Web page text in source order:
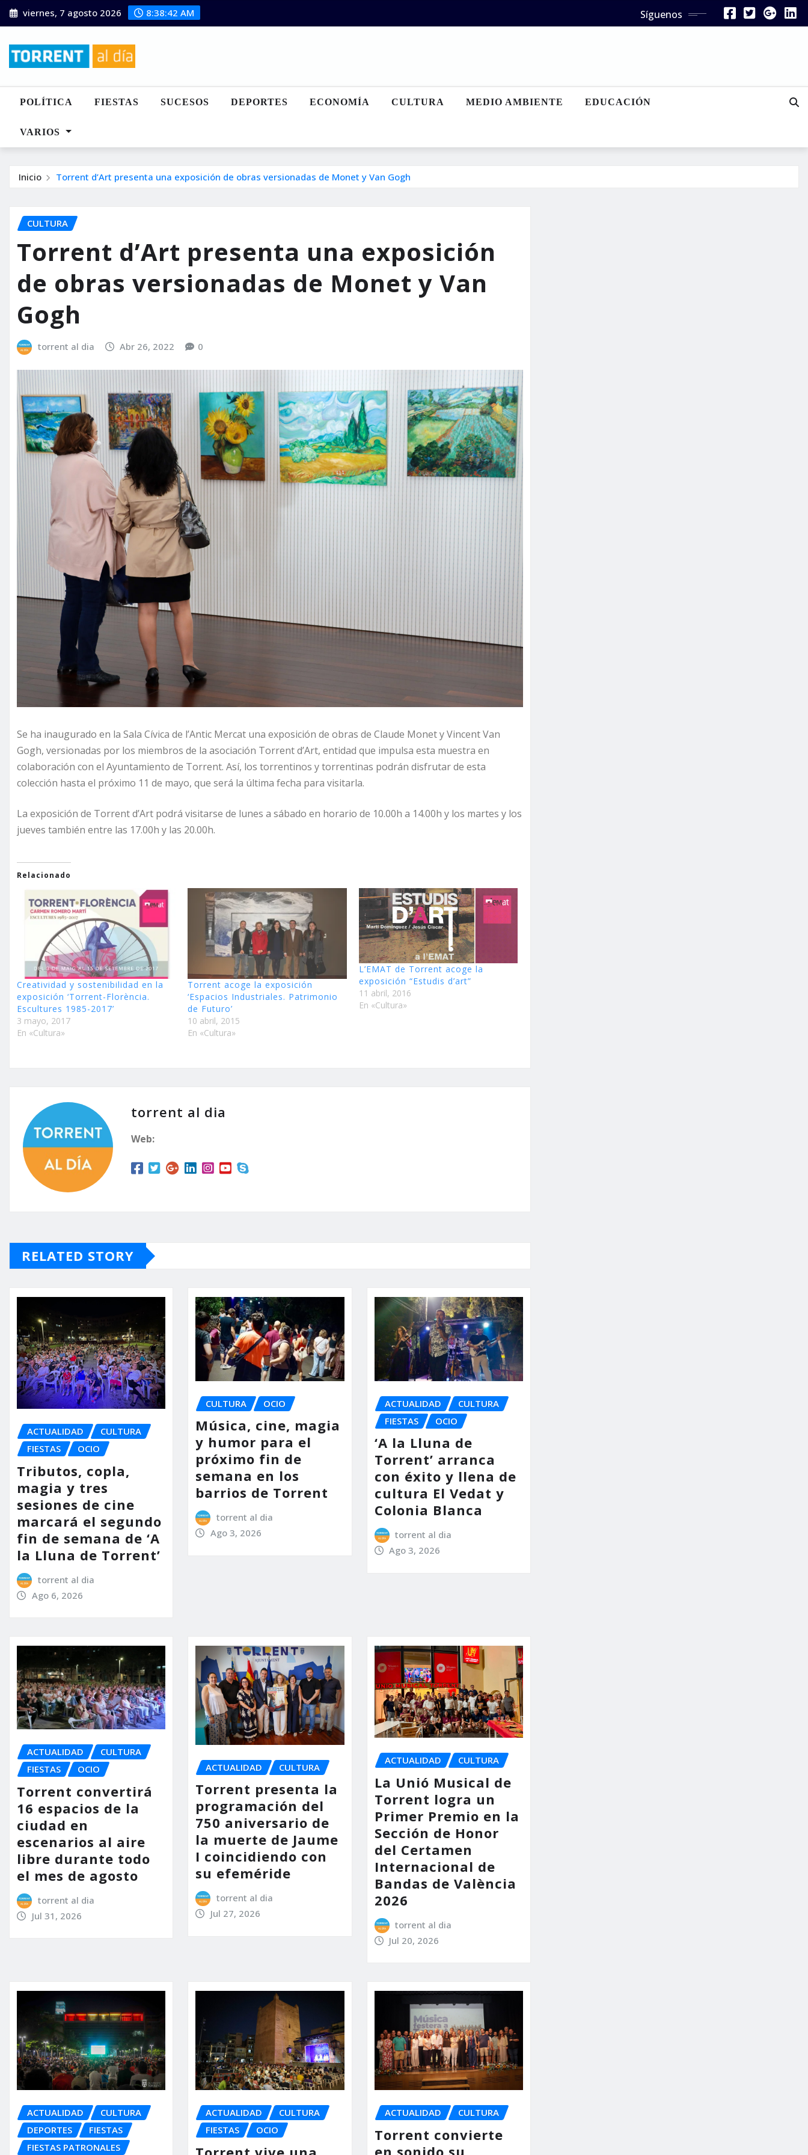
Saltar
al
viernes, 7 agosto 2026 8:38:44 AM Síguenos
POLÍTICA FIESTAS SUCESOS DEPORTES ECONOMÍA CULTURA MEDIO AMBIENTE EDUCACIÓN
VARIOS
Inicio Torrent d’Art presenta una exposición de obras versionadas de Monet y Van Gogh
CULTURA
Torrent d’Art presenta una exposición
de obras versionadas de Monet y Van
Gogh
torrent al dia Abr 26, 2022 0
Se ha inaugurado en la Sala Cívica de l’Antic Mercat una exposición de obras de Claude Monet y Vincent Van
Gogh, versionadas por los miembros de la asociación Torrent d’Art, entidad que impulsa esta muestra en
colaboración con el Ayuntamiento de Torrent. Así, los torrentinos y torrentinas podrán disfrutar de esta
colección hasta el próximo 11 de mayo, que será la última fecha para visitarla.
La exposición de Torrent d’Art podrá visitarse de lunes a sábado en horario de 10.00h a 14.00h y los martes y los
jueves también entre las 17.00h y las 20.00h.
Relacionado
Creatividad y sostenibilidad en la
exposición ‘Torrent-Florència.
Escultures 1985-2017’
3 mayo, 2017
En «Cultura»
Torrent acoge la exposición
‘Espacios Industriales. Patrimonio
de Futuro’
10 abril, 2015
En «Cultura»
L’EMAT de Torrent acoge la
exposición “Estudis d’art”
11 abril, 2016
En «Cultura»
torrent al dia
Web:
RELATED STORY
ACTUALIDAD
CULTURA
FIESTAS
OCIO
Tributos, copla,
magia y tres
sesiones de cine
marcará el segundo
fin de semana de ‘A
la Lluna de Torrent’
torrent al dia
Ago 6, 2026
CULTURA OCIO
Música, cine, magia
y humor para el
próximo fin de
semana en los
barrios de Torrent
torrent al dia
Ago 3, 2026
ACTUALIDAD
CULTURA
FIESTAS
OCIO
‘A la Lluna de
Torrent’ arranca
con éxito y llena de
cultura El Vedat y
Colonia Blanca
torrent al dia
Ago 3, 2026
ACTUALIDAD
CULTURA
FIESTAS
OCIO
Torrent convertirá
16 espacios de la
ciudad en
escenarios al aire
libre durante todo
el mes de agosto
torrent al dia
Jul 31, 2026
ACTUALIDAD CULTURA
Torrent presenta la
programación del
750 aniversario de
la muerte de Jaume
I coincidiendo con
su efeméride
torrent al dia
Jul 27, 2026
ACTUALIDAD CULTURA
La Unió Musical de
Torrent logra un
Primer Premio en la
Sección de Honor
del Certamen
Internacional de
Bandas de València
2026
torrent al dia
Jul 20, 2026
ACTUALIDAD
CULTURA
DEPORTES
FIESTAS
FIESTAS PATRONALES
ACTUALIDAD
CULTURA
FIESTAS
OCIO
ACTUALIDAD CULTURA
Torrent convierte
en sonido su